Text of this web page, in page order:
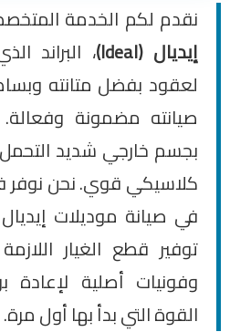
نقدم لكم الخدمة
إيديال (Ideal)
، البراند
لعقود بفضل متانته
صيانته مضمونة وفعالة.
بجسم خارجي شديد
كلاسيكي قوي. نحن نوفر
في صيانة موديلات
توفير قطع الغيار
وفونيات أصلية لإعادة
القوة التي بدأ بها أول مرة.